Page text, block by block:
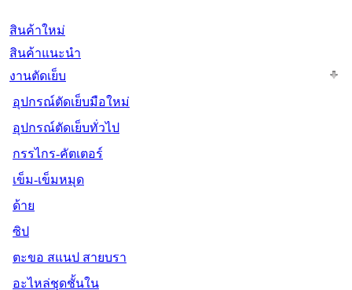
สินค้าใหม่
สินค้าแนะนำ
งานตัดเย็บ
อุปกรณ์ตัดเย็บมือใหม่
อุปกรณ์ตัดเย็บทั่วไป
กรรไกร-คัตเตอร์
เข็ม-เข็มหมุด
ด้าย
ซิป
ตะขอ สแนป สายบรา
อะไหล่ชุดชั้นใน